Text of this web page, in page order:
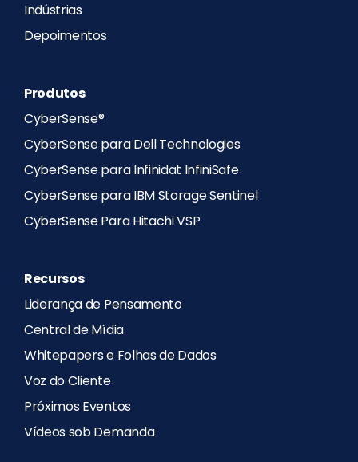
Indústrias
Depoimentos
Produtos
CyberSense®
CyberSense para Dell Technologies
CyberSense para Infinidat InfiniSafe
CyberSense para IBM Storage Sentinel
CyberSense Para Hitachi VSP
Recursos
Liderança de Pensamento
Central de Mídia
Whitepapers e Folhas de Dados
Voz do Cliente
Próximos Eventos
Vídeos sob Demanda